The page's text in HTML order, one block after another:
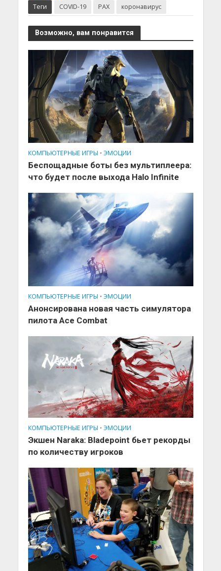
Теги COVID-19 PAX коронавирус
Возможно, вам понравится
КОМПЬЮТЕРНЫЕ ИГРЫ • ЭМОЦИИ
Беспощадные боты без мультиплеера:
что будет после выхода Halo Infinite
КОМПЬЮТЕРНЫЕ ИГРЫ • ЭМОЦИИ
Анонсирована новая часть симулятора
пилота Ace Combat
КОМПЬЮТЕРНЫЕ ИГРЫ • ЭМОЦИИ
Экшен Naraka: Bladepoint бьет рекорды
по количеству игроков